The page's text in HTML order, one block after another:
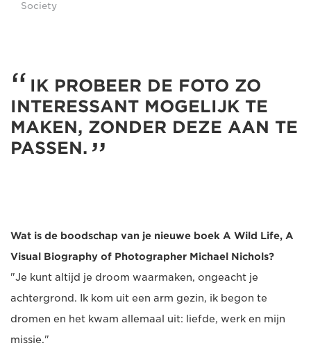
Society
IK PROBEER DE FOTO ZO
INTERESSANT MOGELIJK TE
MAKEN, ZONDER DEZE AAN TE
PASSEN.
Wat is de boodschap van je nieuwe boek A Wild Life, A
Visual Biography of Photographer Michael Nichols?
"Je kunt altijd je droom waarmaken, ongeacht je
achtergrond. Ik kom uit een arm gezin, ik begon te
dromen en het kwam allemaal uit: liefde, werk en mijn
missie."